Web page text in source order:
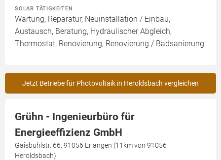
SOLAR TÄTIGKEITEN
Wartung, Reparatur, Neuinstallation / Einbau,
Austausch, Beratung, Hydraulischer Abgleich,
Thermostat, Renovierung, Renovierung / Badsanierung
Jetzt Betriebe für Photovoltaik in Heroldsbach vergleichen
Grühn - Ingenieurbüro für
Energieeffizienz GmbH
Gaisbühlstr. 66, 91056 Erlangen (11km von 91056
Heroldsbach)